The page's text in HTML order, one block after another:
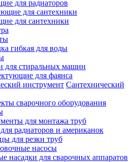
для радиаторов
для сантехники
гибкая для воды
для стиральных машин
для фаянса
Сантехнический
сварочного оборудования
для монтажа труб
радиаторов и американок
для резки труб
насосы
насадки для сварочных аппаратов